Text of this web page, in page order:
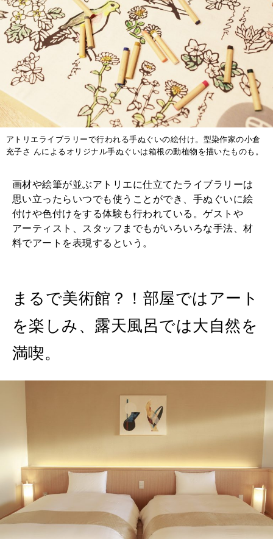
アトリエライブラリーで行われる手ぬぐいの絵付け。型染作家の小倉
充子さ んによるオリジナル手ぬぐいは箱根の動植物を描いたものも。
画材や絵筆が並ぶアトリエに仕立てたライブラリーは
思い立ったらいつでも使うことができ、手ぬぐいに絵
付けや色付けをする体験も行われている。ゲストや
アーティスト、スタッフまでもがいろいろな手法、材
料でアートを表現するという。
まるで美術館？！部屋ではアート
を楽しみ、露天風呂では大自然を
満喫。